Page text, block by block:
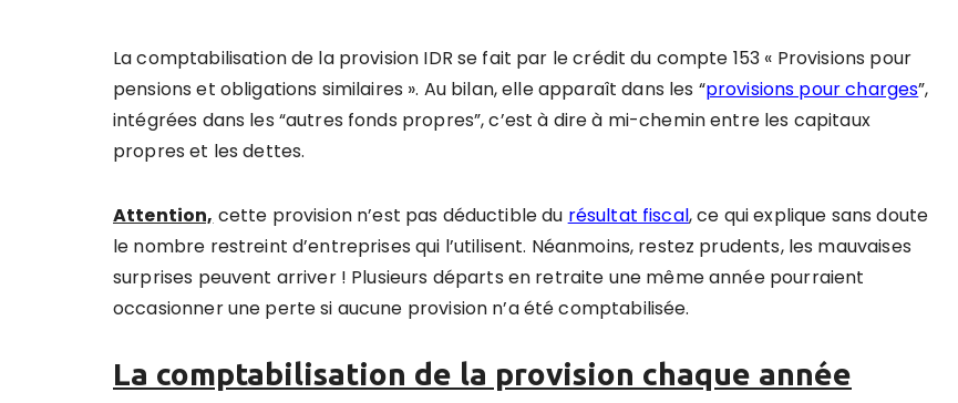
La comptabilisation de la provision IDR se fait par le crédit du compte 153 « Provisions pour
pensions et obligations similaires ». Au bilan, elle apparaît dans les “provisions pour charges”,
intégrées dans les “autres fonds propres”, c’est à dire à mi-chemin entre les capitaux
propres et les dettes.
Attention, cette provision n’est pas déductible du résultat fiscal, ce qui explique sans doute
le nombre restreint d’entreprises qui l’utilisent. Néanmoins, restez prudents, les mauvaises
surprises peuvent arriver ! Plusieurs départs en retraite une même année pourraient
occasionner une perte si aucune provision n’a été comptabilisée.
La comptabilisation de la provision chaque année